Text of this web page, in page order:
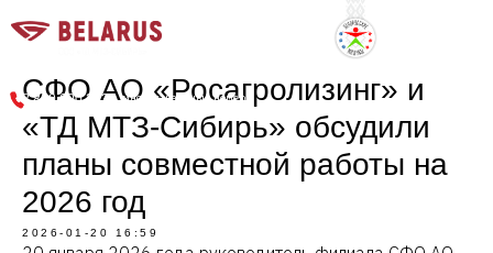
многоканальный номер
8 800 600 3636
СФО АО «Росагролизинг» и
«ТД МТЗ-Сибирь» обсудили
планы совместной работы на
2026 год
2026-01-20 16:59